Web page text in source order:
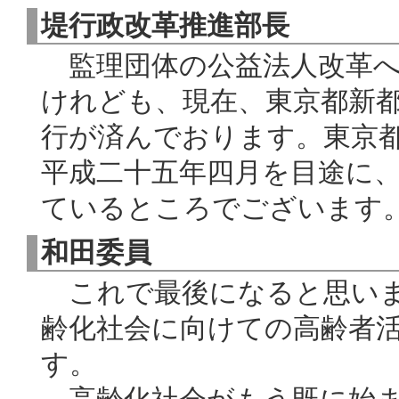
堤行政改革推進部長
監理団体の公益法人改革
けれども、現在、東京都新
行が済んでおります。東京
平成二十五年四月を目途に
ているところでございます
和田委員
これで最後になると思い
齢化社会に向けての高齢者
す。